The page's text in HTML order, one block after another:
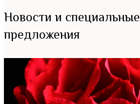
Новости и специальные
предложения